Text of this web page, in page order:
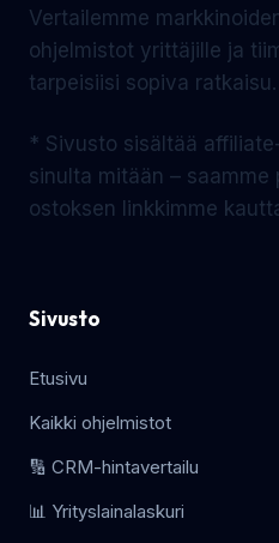
Vertailemme
ohjelmistot yrittäjille ja
tarpeisiisi sopiva ratkaisu.
* Sivusto sisältää
sinulta mitään –
ostoksen linkkimme
Sivusto
Etusivu
Kaikki ohjelmistot
🔢 CRM-hintavertailu
📊 Yrityslainalaskuri